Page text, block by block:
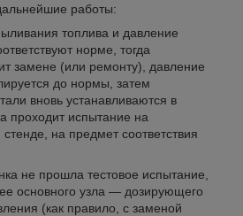
работы:
топлива и давление
норме, тогда
замене (или ремонту), давление
до нормы, затем
вновь устанавливаются в
проходит испытание на
на предмет соответствия
не прошла тестовое испытание,
основного узла ― дозирующего
(как правило, с заменой